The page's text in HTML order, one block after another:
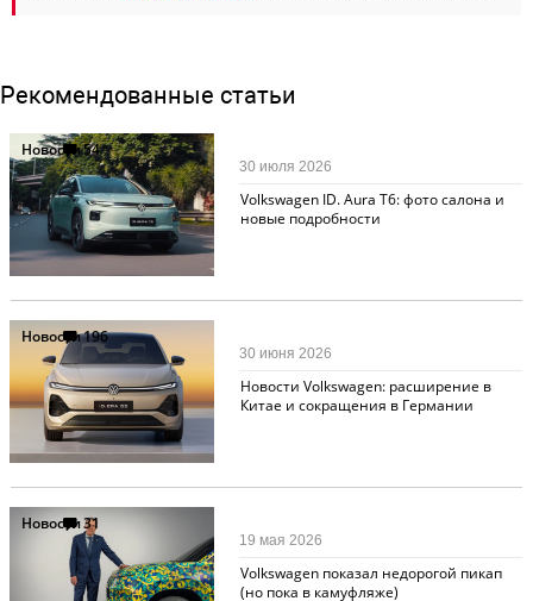
Рекомендованные статьи
Новости54
Volkswagen ID. Aura T6: фото салона и
новые подробности
30 июля 2026
Новости196
Новости Volkswagen: расширение в
Китае и сокращения в Германии
30 июня 2026
Новости31
Volkswagen показал недорогой пикап
(но пока в камуфляже)
19 мая 2026